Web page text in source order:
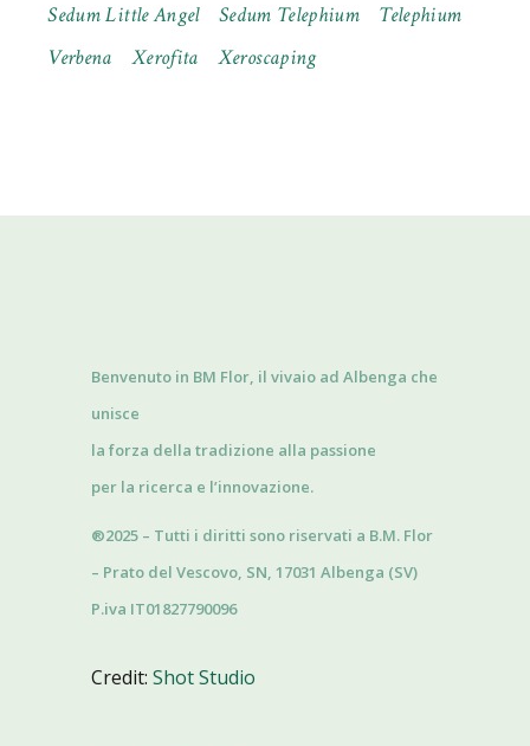
Sedum Little Angel
Sedum Telephium
Telephium
Verbena
Xerofita Xeroscaping
Benvenuto in BM Flor, il vivaio ad Albenga che
unisce
la forza della tradizione alla passione
per la ricerca e l’innovazione.
®2025 – Tutti i diritti sono riservati a B.M. Flor
– Prato del Vescovo, SN, 17031 Albenga (SV)
P.iva IT01827790096
Credit:Shot Studio